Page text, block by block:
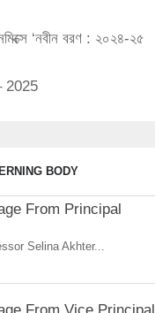
‘নবীন বরণ : ২০২৪-২৫
2025
BODY
From Principal
Selina Akhter...